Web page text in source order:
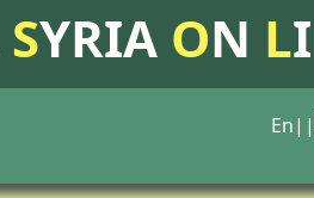
SYRIA ON L
En||